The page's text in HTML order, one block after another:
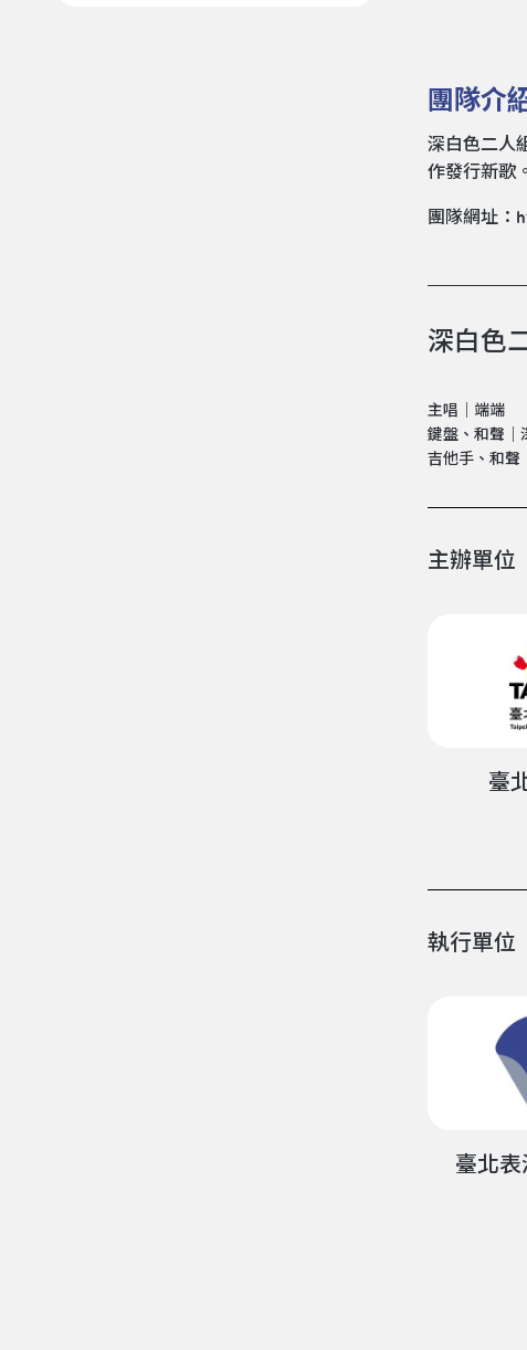
團隊介
深白色二人
作發行新歌。
團隊網址：
深白色
主唱｜端端
鍵盤、和聲｜
吉他手、和聲
主辦單位
臺
執行單位
臺北